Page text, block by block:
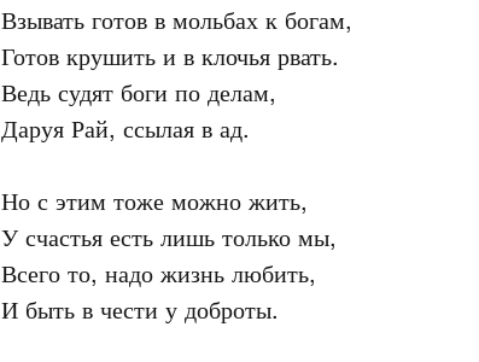
Взывать готов в мольбах к богам,
Готов крушить и в клочья рвать.
Ведь судят боги по делам,
Даруя Рай, ссылая в ад.
Но с этим тоже можно жить,
У счастья есть лишь только мы,
Всего то, надо жизнь любить,
И быть в чести у доброты.